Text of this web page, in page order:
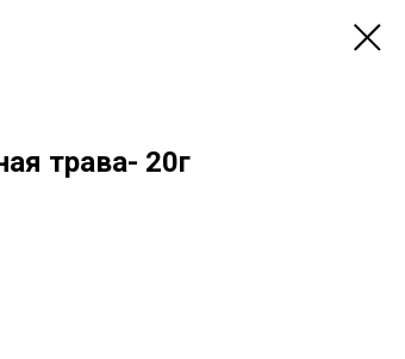
трава- 20г